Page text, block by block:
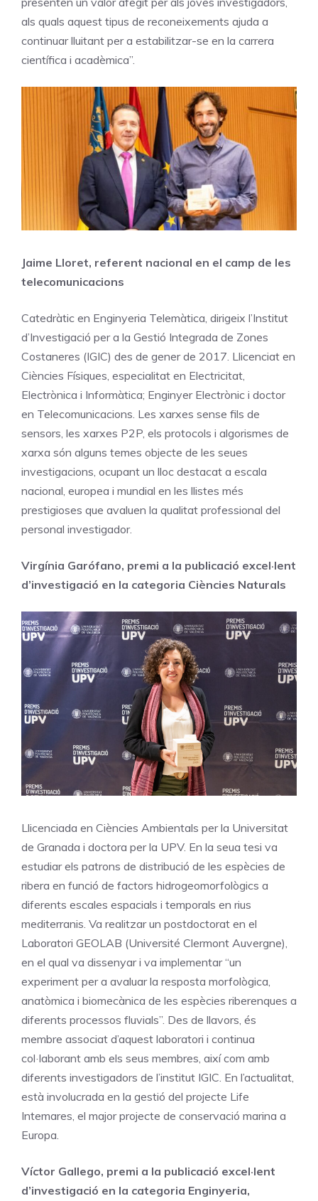
als quals aquest tipus de reconeixements ajuda a
continuar lluitant per a estabilitzar-se en la carrera
científica i acadèmica”.
Jaime Lloret, referent nacional en el camp de les
telecomunicacions
Catedràtic en Enginyeria Telemàtica, dirigeix l’Institut
d’Investigació per a la Gestió Integrada de Zones
Costaneres (IGIC) des de gener de 2017. Llicenciat en
Ciències Físiques, especialitat en Electricitat,
Electrònica i Informàtica; Enginyer Electrònic i doctor
en Telecomunicacions. Les xarxes sense fils de
sensors, les xarxes P2P, els protocols i algorismes de
xarxa són alguns temes objecte de les seues
investigacions, ocupant un lloc destacat a escala
nacional, europea i mundial en les llistes més
prestigioses que avaluen la qualitat professional del
personal investigador.
Virgínia Garófano, premi a la publicació excel·lent
d’investigació en la categoria Ciències Naturals
Llicenciada en Ciències Ambientals per la Universitat
de Granada i doctora per la UPV. En la seua tesi va
estudiar els patrons de distribució de les espècies de
ribera en funció de factors hidrogeomorfològics a
diferents escales espacials i temporals en rius
mediterranis. Va realitzar un postdoctorat en el
Laboratori GEOLAB (Université Clermont Auvergne),
en el qual va dissenyar i va implementar “un
experiment per a avaluar la resposta morfològica,
anatòmica i biomecànica de les espècies riberenques a
diferents processos fluvials”. Des de llavors, és
membre associat d’aquest laboratori i continua
col·laborant amb els seus membres, així com amb
diferents investigadors de l’institut IGIC. En l’actualitat,
està involucrada en la gestió del projecte Life
Intemares, el major projecte de conservació marina a
Europa.
Víctor Gallego, premi a la publicació excel·lent
d’investigació en la categoria Enginyeria,